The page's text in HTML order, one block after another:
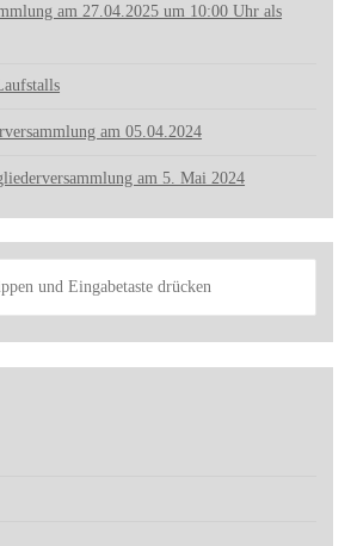
am 27.04.2025 um 10:00 Uhr als
am 05.04.2024
am 5. Mai 2024